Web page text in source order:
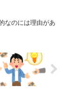
なのには理由があ